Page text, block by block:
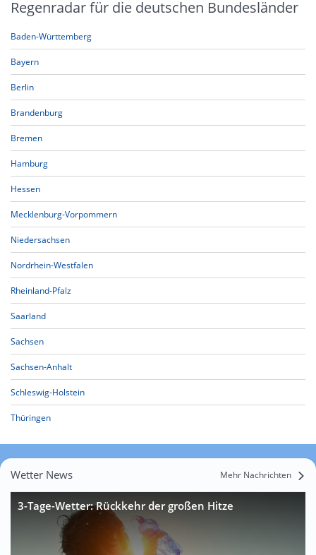
Regenradar für die deutschen Bundesländer
Baden-Württemberg
Bayern
Berlin
Brandenburg
Bremen
Hamburg
Hessen
Mecklenburg-Vorpommern
Niedersachsen
Nordrhein-Westfalen
Rheinland-Pfalz
Saarland
Sachsen
Sachsen-Anhalt
Schleswig-Holstein
Thüringen
Wetter News Mehr Nachrichten
3-Tage-Wetter: Rückkehr der großen Hitze